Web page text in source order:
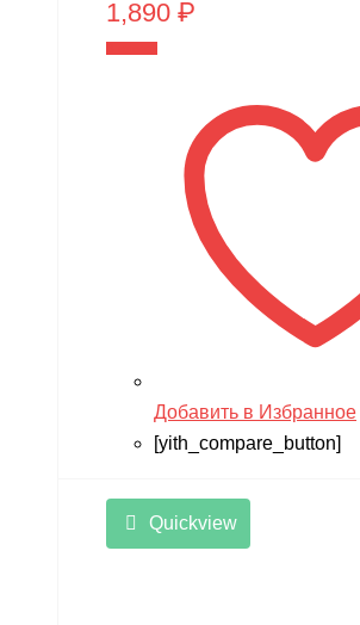
1,890 ₽
Добавить в Избранное
[yith_compare_button]
Quickview